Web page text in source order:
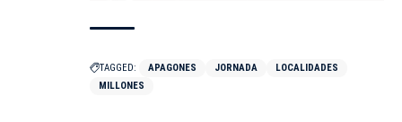
TAGGED: APAGONES JORNADA
LOCALIDADES
MILLONES